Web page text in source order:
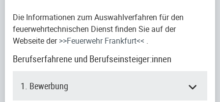
Die Informationen zum Auswahlverfahren für den
feuerwehrtechnischen Dienst finden Sie auf der
Webseite der>>Feuerwehr Frankfurt<< .
Berufserfahrene und Berufseinsteiger:innen
1. Bewerbung